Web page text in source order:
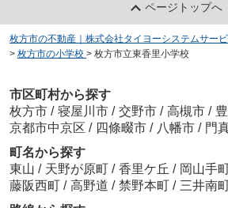
ページトップへ
枚方市の不動産｜株式会社タイヨーシステムサー
> 枚方市の小学校 > 枚方市立東香里小学校
市区町村から探す
枚方市 / 寝屋川市 / 交野市 / 高槻市 /
京都市中京区 / 四條畷市 / 八幡市 / 門
町名から探す
東山 / 天野が原町 / 香里ケ丘 / 岡山手
藤阪西町 / 高野道 / 禁野本町 / 三井南